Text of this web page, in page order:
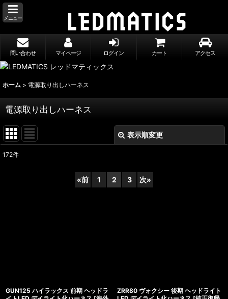
メニュー
問い合わせ マイページ ログイン カート アクセス
ホーム > 電源取り出しハーネス
電源取り出しハーネス
表示順変更
172件
«前 1 2 3 次»
GUN125 ハイラックス 前期 ヘッドラ
ZRR80 ヴォクシー 後期 ヘッドライト